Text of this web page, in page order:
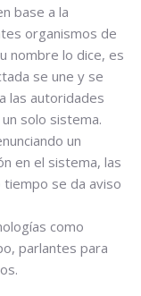
base a la
organismos de
nombre lo dice, es
se une y se
las autoridades
solo sistema.
un
en el sistema, las
tiempo se da aviso
como
parlantes para